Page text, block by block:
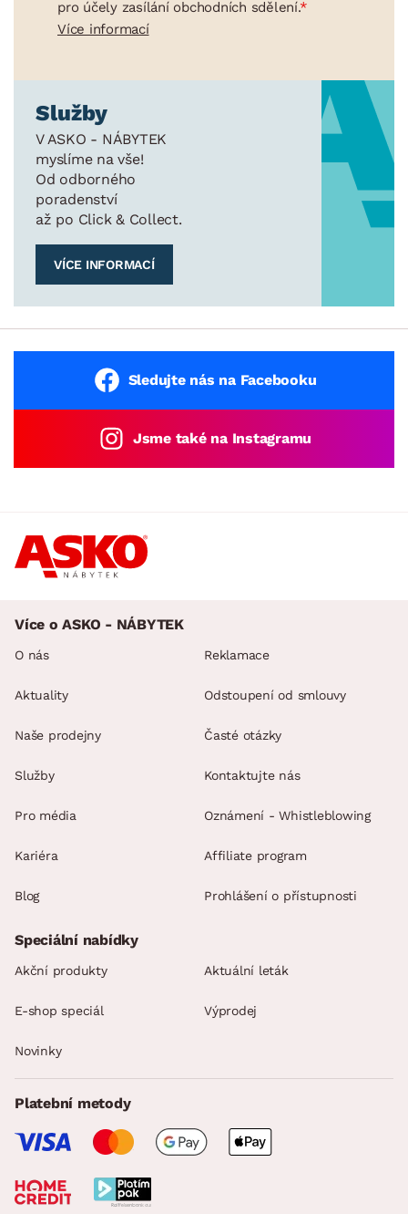
pro účely zasílání obchodních sdělení.
Více informací
Služby
V ASKO - NÁBYTEK
myslíme na vše!
Od odborného
poradenství
až po Click & Collect.
VÍCE INFORMACÍ
Sledujte nás na Facebooku
Jsme také na Instagramu
Více o ASKO - NÁBYTEK
O nás
Aktuality
Naše prodejny
Služby
Pro média
Kariéra
Blog
Reklamace
Odstoupení od smlouvy
Časté otázky
Kontaktujte nás
Oznámení - Whistleblowing
Affiliate program
Prohlášení o přístupnosti
Speciální nabídky
Akční produkty Aktuální leták
E-shop speciál Výprodej
Novinky
Platební metody